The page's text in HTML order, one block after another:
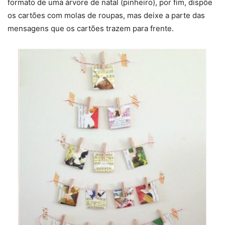
formato de uma árvore de natal (pinheiro), por fim, dispõe
os cartões com molas de roupas, mas deixe a parte das
mensagens que os cartões trazem para frente.